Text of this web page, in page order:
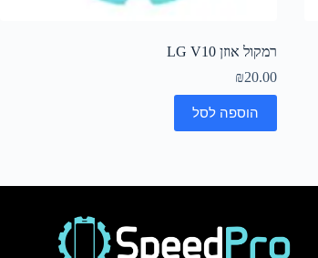
רמקול אוזן LG V10
₪20.00
הוספה לסל